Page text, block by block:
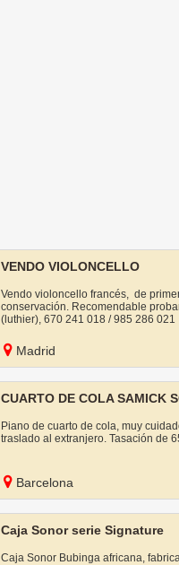
VENDO VIOLONCELLO
Vendo violoncello francés, de
conservación. Recomendable
(luthier), 670 241 018 / 985 286 021
Madrid
CUARTO DE COLA SAMICK
Piano de cuarto de cola, muy
traslado al extranjero. Tasación de
Barcelona
Caja Sonor serie Signature
Caja Sonor Bubinga africana,